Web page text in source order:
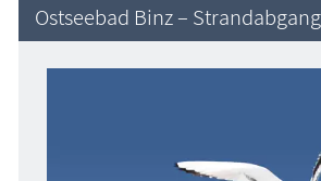
Wissenswertes
Ostseebad Binz –